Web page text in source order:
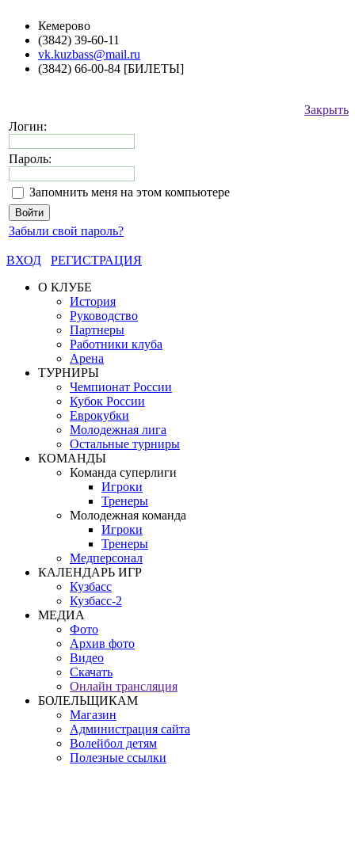
Кемерово
(3842) 39-60-11
vk.kuzbass@mail.ru
(3842) 66-00-84 [БИЛЕТЫ]
Закрыть
Логин:
Пароль:
Запомнить меня на этом компьютере
Забыли свой пароль?
ВХОД
РЕГИСТРАЦИЯ
О КЛУБЕ
История
Руководство
Партнеры
Работники клуба
Арена
ТУРНИРЫ
Чемпионат России
Кубок России
Еврокубки
Молодежная лига
Остальные турниры
КОМАНДЫ
Команда суперлиги
Игроки
Тренеры
Молодежная команда
Игроки
Тренеры
Медперсонал
КАЛЕНДАРЬ ИГР
Кузбасс
Кузбасс-2
МЕДИА
Фото
Архив фото
Видео
Скачать
Онлайн трансляция
БОЛЕЛЬЩИКАМ
Магазин
Администрация сайта
Волейбол детям
Полезные ссылки